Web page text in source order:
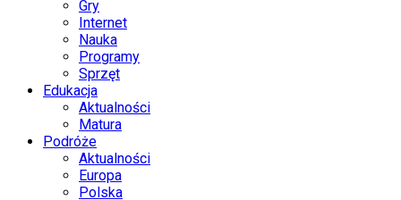
Gry
Internet
Nauka
Programy
Sprzęt
Edukacja
Aktualności
Matura
Podróże
Aktualności
Europa
Polska